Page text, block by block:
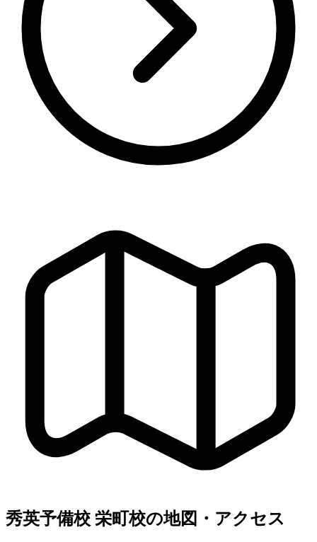
秀英予備校 栄町校の地図・アクセス